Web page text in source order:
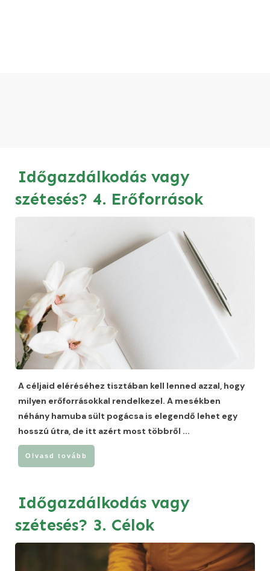
Időgazdálkodás vagy
szétesés? 4. Erőforrások
A céljaid eléréséhez tisztában kell lenned azzal, hogy
milyen erőforrásokkal rendelkezel. A mesékben
néhány hamuba sült pogácsa is elegendő lehet egy
hosszú útra, de itt azért most többről ...
Olvasd tovább
Időgazdálkodás vagy
szétesés? 3. Célok